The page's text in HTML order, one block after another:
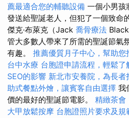
薦最適合您的輔聽設備 一個小男孩
發送給聖誕老人，但犯了一個致命
傑克·布萊克（Jack 喬骨療法
管大多數人帶來了所需的聖誕節氣
有趣。 推薦優質月子中心，幫助
台中水療 台胞證申請流程，輕鬆了
SEO的影響 新北市安養院，為長
助式餐點外燴，讓賓客自由選擇 我
價的最好的聖誕節電影。 精緻茶會
大甲放鬆按摩 台胞證照片要求及規